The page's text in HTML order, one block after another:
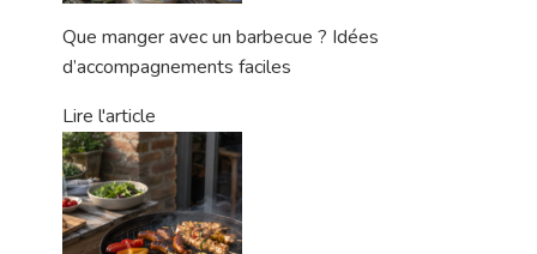
Que manger avec un barbecue ? Idées
d’accompagnements faciles
Lire l'article